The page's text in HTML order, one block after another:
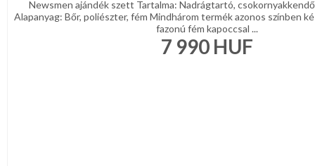
Newsmen ajándék szett Tartalma: Nadrágtartó,
Alapanyag: Bőr, poliészter, fém Mindhárom termék azonos színben
fazonú fém kapoccsal ...
7 990 HUF